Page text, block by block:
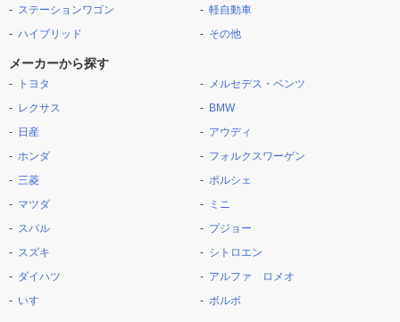
ステーションワゴン
ハイブリッド
軽自動車
その他
メーカーから探す
トヨタ
レクサス
日産
ホンダ
三菱
マツダ
スバル
スズキ
ダイハツ
いすゞ
メルセデス・ベンツ
BMW
アウディ
フォルクスワーゲン
ポルシェ
ミニ
プジョー
シトロエン
アルファ ロメオ
ボルボ